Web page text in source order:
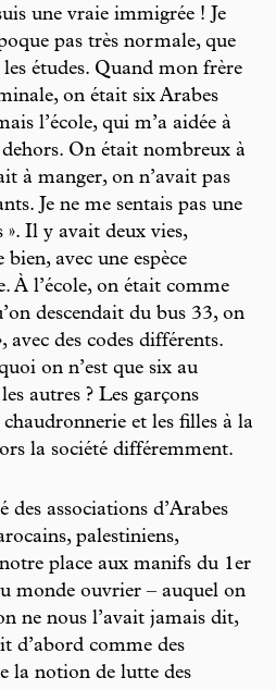
une vraie immigrée ! Je
pas très normale, que
études. Quand mon frère
on était six Arabes
l’école, qui m’a aidée à
On était nombreux à
à manger, on n’avait pas
Je ne me sentais pas une
». Il y avait deux vies,
avec une espèce
À l’école, on était comme
descendait du bus 33, on
avec des codes différents.
on n’est que six au
autres ? Les garçons
et les filles à la
la société différemment.
des associations d’Arabes
palestiniens,
place aux manifs du 1er
monde ouvrier – auquel on
ne nous l’avait jamais dit,
d’abord comme des
la notion de lutte des